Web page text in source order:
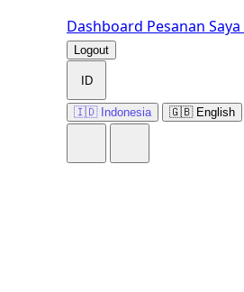
Dashboard Pesanan Saya
Logout
ID
🇮🇩 Indonesia 🇬🇧 English